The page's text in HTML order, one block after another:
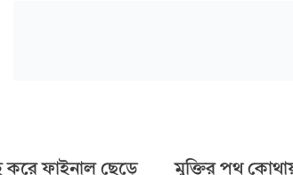
করে ফাইনাল ছেড়ে মুক্তির পথ